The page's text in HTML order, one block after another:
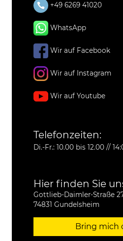
+49 6269 41020
WhatsApp
Wir auf Facebook
Wir auf Instagram
Wir auf Youtube
Telefonzeiten:
Di.-Fr.: 10.00 bis 12.00 //
Hier finden Sie
Gottlieb-Daimler-Straße
74831 Gundelsheim
Bring mich